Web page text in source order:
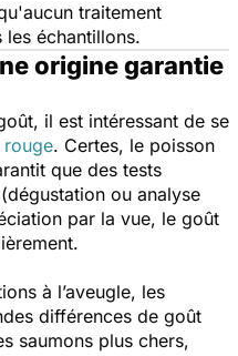
traitement
les échantillons.
origine garantie
il est intéressant de se
rouge. Certes, le poisson
que des tests
ou analyse
par la vue, le goût
à l’aveugle, les
différences de goût
saumons plus chers,